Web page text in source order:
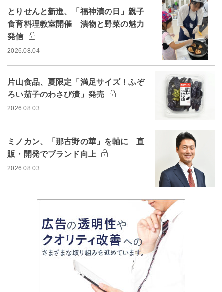
とりせんと新進、「福神漬の日」親子
食育料理教室開催 漬物と野菜の魅力
発信
2026.08.04
片山食品、夏限定「満足サイズ！ふぞ
ろい茄子のわさび漬」発売
2026.08.03
ミノカン、「那古野の華」を軸に 直
販・開発でブランド向上
2026.08.03